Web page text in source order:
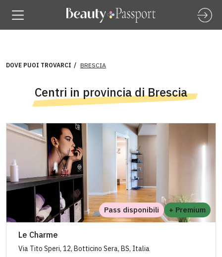
DOVE PUOI TROVARCI BRESCIA
Centri in provincia di Brescia
Pass disponibili + Premium
Le Charme
Via Tito Speri, 12, Botticino Sera, BS, Italia